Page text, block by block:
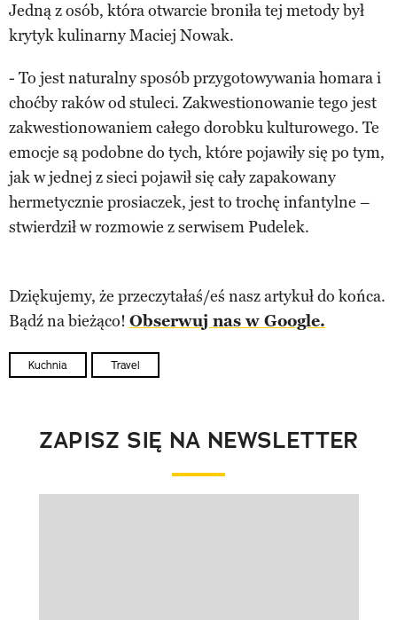
Jedną z osób, która otwarcie broniła tej metody był
krytyk kulinarny Maciej Nowak.
- To jest naturalny sposób przygotowywania homara i
choćby raków od stuleci. Zakwestionowanie tego jest
zakwestionowaniem całego dorobku kulturowego. Te
emocje są podobne do tych, które pojawiły się po tym,
jak w jednej z sieci pojawił się cały zapakowany
hermetycznie prosiaczek, jest to trochę infantylne –
stwierdził w rozmowie z serwisem Pudelek.
Dziękujemy, że przeczytałaś/eś nasz artykuł do końca.
Bądź na bieżąco! Obserwuj nas w Google.
Kuchnia Travel
ZAPISZ SIĘ NA NEWSLETTER